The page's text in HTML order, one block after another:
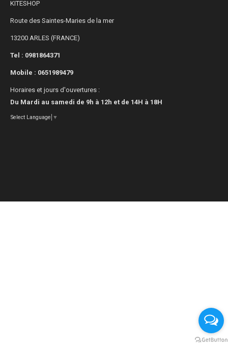
KITESHOP
Route des Saintes-Maries de la mer
13200 ARLES (FRANCE)
Tel : 0981864371
Mobile : 0651989479
Horaires et jours d'ouvertures :
Du Mardi au samedi de 9h à 12h et de 14H à 18H
Select Language ▼